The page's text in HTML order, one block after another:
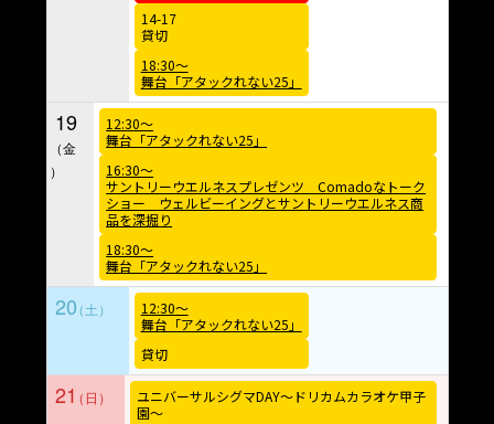
14-17
貸切
18:30～
舞台「アタックれない25」
19
12:30～
舞台「アタックれない25」
16:30～
サントリーウエルネスプレゼンツ Comadoなトーク
ショー ウェルビーイングとサントリーウエルネス商
品を深掘り
18:30～
舞台「アタックれない25」
20
12:30～
舞台「アタックれない25」
貸切
21
ユニバーサルシグマDAY〜ドリカムカラオケ甲子
園〜